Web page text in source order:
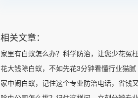
相关文章：
家里有白蚁怎么办？科学防治，让您少花冤
花大钱除白蚁，不如先花3分钟看懂行业猫腻
家中闹白蚁，记住这个专业防治电话，省钱